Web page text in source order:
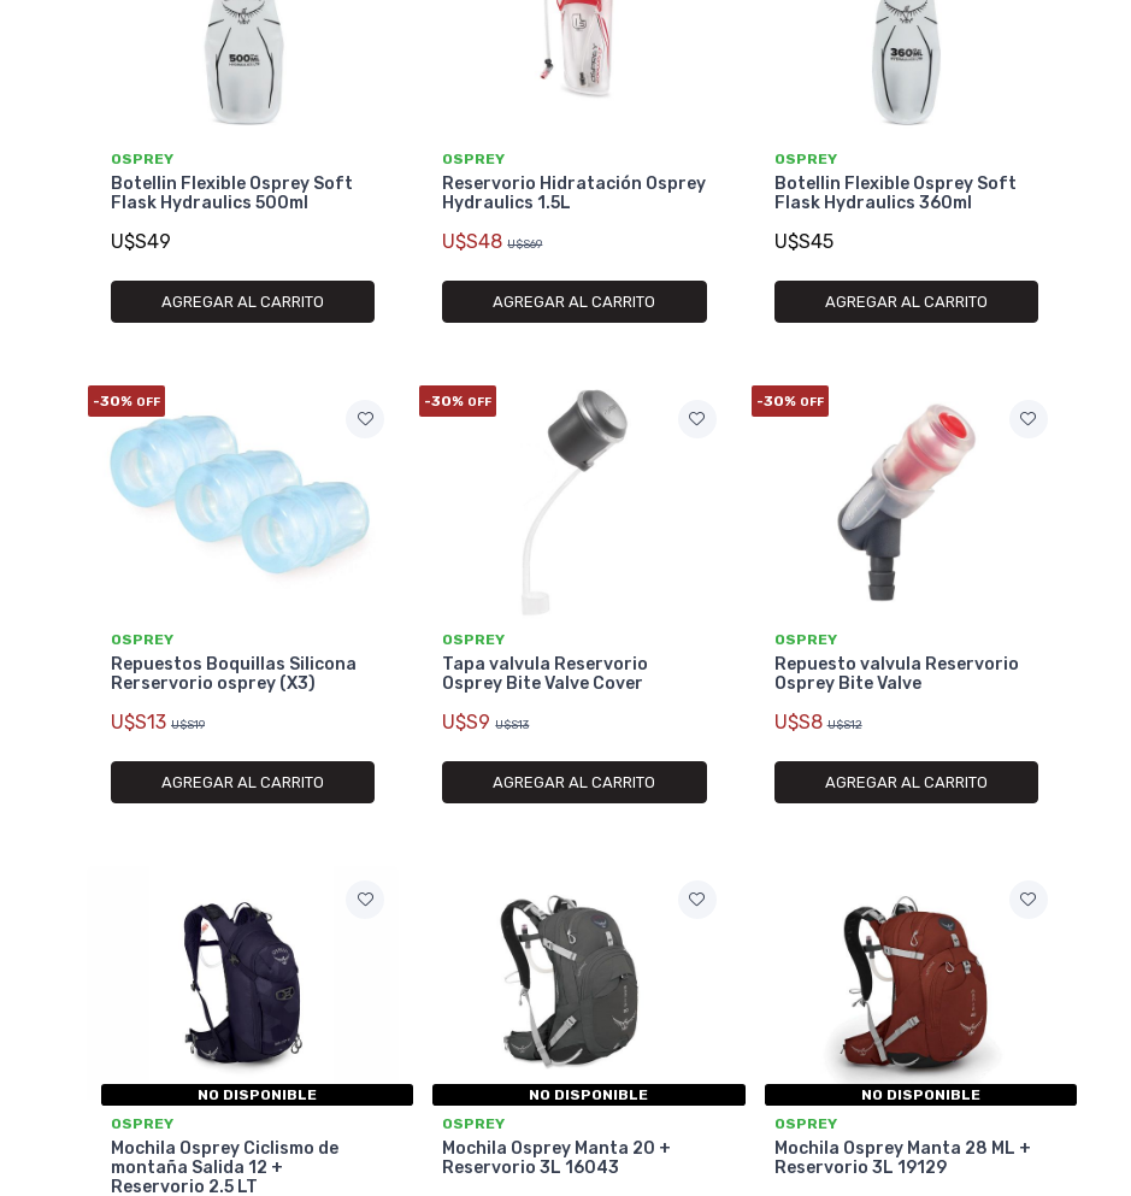
OSPREY
Botellin Flexible Osprey Soft
Flask Hydraulics 500ml
U$S49
AGREGAR AL CARRITO
OSPREY
Reservorio Hidratación Osprey
Hydraulics 1.5L
U$S48 U$S69
AGREGAR AL CARRITO
OSPREY
Botellin Flexible Osprey Soft
Flask Hydraulics 360ml
U$S45
AGREGAR AL CARRITO
-30% OFF
OSPREY
Repuestos Boquillas Silicona
Rerservorio osprey (X3)
U$S13 U$S19
AGREGAR AL CARRITO
-30% OFF
OSPREY
Tapa valvula Reservorio
Osprey Bite Valve Cover
U$S9 U$S13
AGREGAR AL CARRITO
-30% OFF
OSPREY
Repuesto valvula Reservorio
Osprey Bite Valve
U$S8 U$S12
AGREGAR AL CARRITO
NO DISPONIBLE
OSPREY
Mochila Osprey Ciclismo de
montaña Salida 12 +
Reservorio 2.5 LT
NO DISPONIBLE
OSPREY
Mochila Osprey Manta 20 +
Reservorio 3L 16043
NO DISPONIBLE
OSPREY
Mochila Osprey Manta 28 ML +
Reservorio 3L 19129